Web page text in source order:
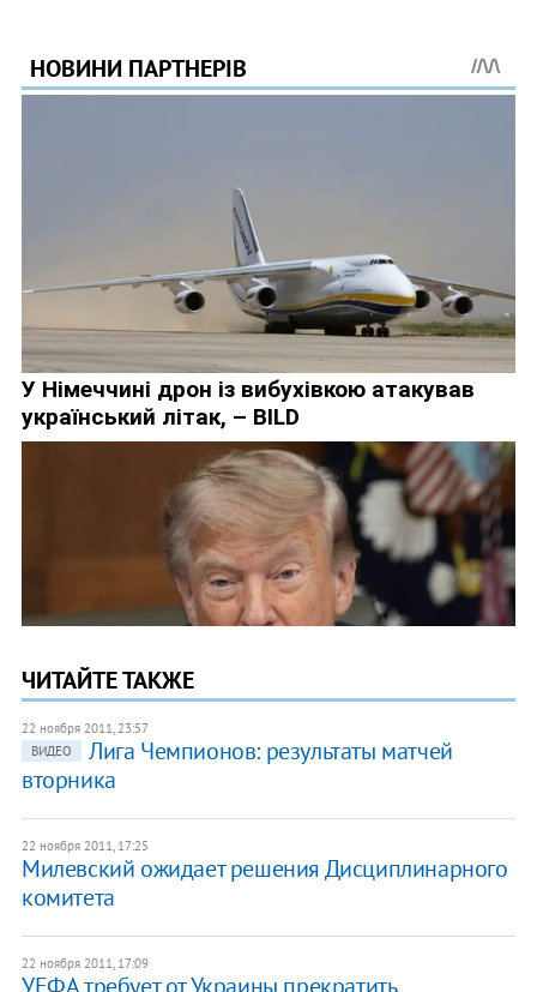
ЧИТАЙТЕ ТАКЖЕ
22 ноября 2011, 23:57
ВИДЕО
Лига Чемпионов: результаты матчей
вторника
22 ноября 2011, 17:25
Милевский ожидает решения Дисциплинарного
комитета
22 ноября 2011, 17:09